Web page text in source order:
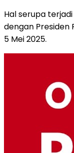
Hal serupa
dengan Presiden
5 Mei 2025.